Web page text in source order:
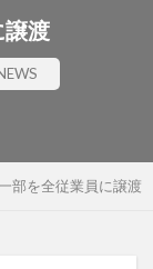
渡
部を全従業員に譲渡